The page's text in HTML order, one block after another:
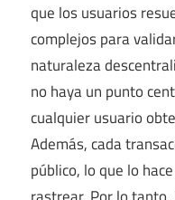
que los usuarios
complejos para
naturaleza
no haya un punto
cualquier usuario
Además, cada
público, lo que lo